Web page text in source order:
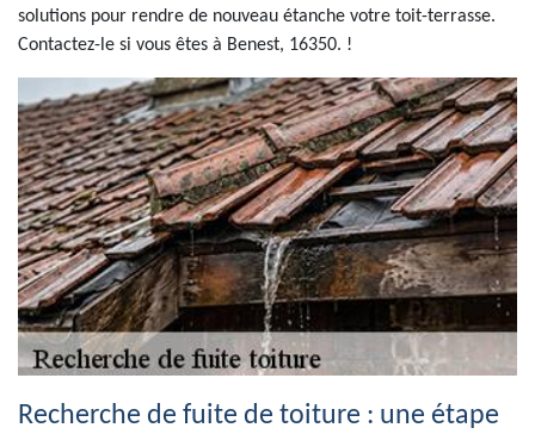
solutions pour rendre de nouveau étanche votre toit-terrasse.
Contactez-le si vous êtes à Benest, 16350. !
Recherche de fuite de toiture : une étape